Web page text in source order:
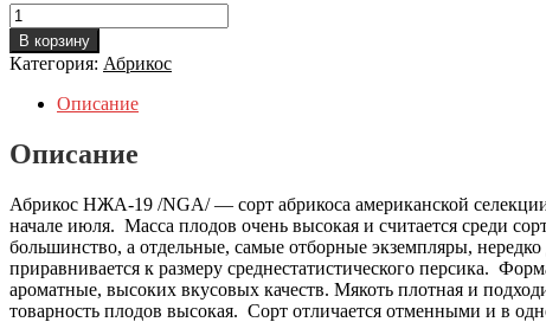
Количество
Абрикос
"НЖА
19"
В корзину
Категория: Абрикос
Описание
Описание
Абрикос НЖА-19 /NGA/ — cорт абрикоса американской
начале июля. Масса плодов очень высокая и считается среди
большинство, а отдельные, самые отборные экземпляры,
приравнивается к размеру среднестатистического персика.
ароматные, высоких вкусовых качеств. Мякоть плотная и
товарность плодов высокая. Сорт отличается отменными и в